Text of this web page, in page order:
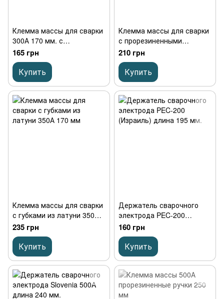
Клемма массы для сварки
300А 170 мм. с
изолированными ручками
165 грн
Купить
Клемма массы для сварки
с прорезиненными
ручками 300А длинна 215
мм
210 грн
Купить
Клемма массы для сварки
с губками из латуни 350А
170 мм
235 грн
Купить
Держатель сварочного
электрода PEC-200
(Израиль) длина 195 мм.
160 грн
Купить